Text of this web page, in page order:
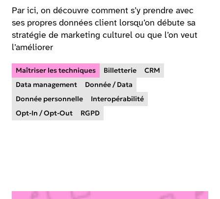
Par ici, on découvre comment s’y prendre avec
ses propres données client lorsqu’on débute sa
stratégie de marketing culturel ou que l’on veut
l’améliorer
Maîtriser les techniques Billetterie
CRM
Data management
Donnée / Data
Donnée personnelle
Interopérabilité
Opt-In / Opt-Out
RGPD